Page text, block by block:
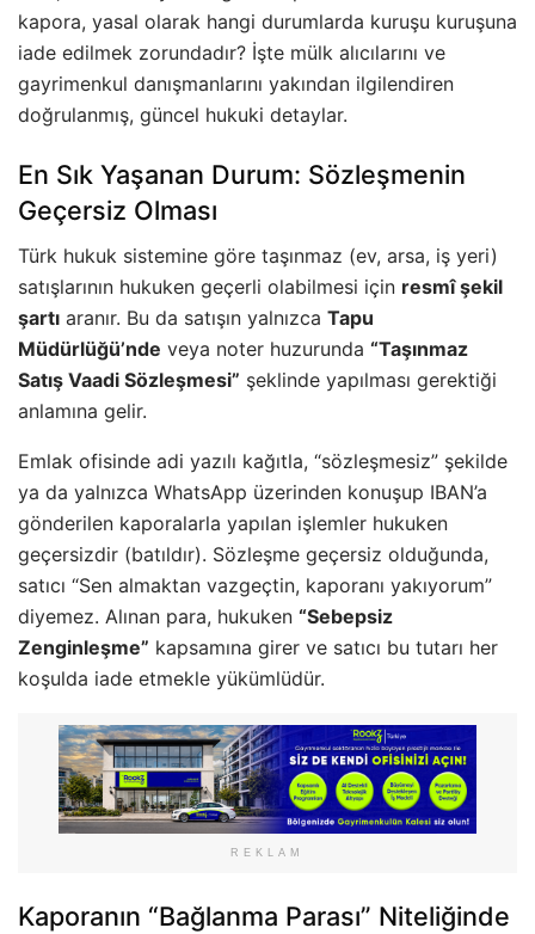
kapora, yasal olarak hangi durumlarda kuruşu kuruşuna
iade edilmek zorundadır? İşte mülk alıcılarını ve
gayrimenkul danışmanlarını yakından ilgilendiren
doğrulanmış, güncel hukuki detaylar.
En Sık Yaşanan Durum: Sözleşmenin
Geçersiz Olması
Türk hukuk sistemine göre taşınmaz (ev, arsa, iş yeri)
satışlarının hukuken geçerli olabilmesi için resmî şekil
şartı aranır. Bu da satışın yalnızca Tapu
Müdürlüğü’nde veya noter huzurunda “Taşınmaz
Satış Vaadi Sözleşmesi” şeklinde yapılması gerektiği
anlamına gelir.
Emlak ofisinde adi yazılı kağıtla, “sözleşmesiz” şekilde
ya da yalnızca WhatsApp üzerinden konuşup IBAN’a
gönderilen kaporalarla yapılan işlemler hukuken
geçersizdir (batıldır). Sözleşme geçersiz olduğunda,
satıcı “Sen almaktan vazgeçtin, kaporanı yakıyorum”
diyemez. Alınan para, hukuken “Sebepsiz
Zenginleşme” kapsamına girer ve satıcı bu tutarı her
koşulda iade etmekle yükümlüdür.
REKLAM
Kaporanın “Bağlanma Parası” Niteliğinde